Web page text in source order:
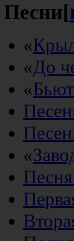
Песни[
«
«До
«
«